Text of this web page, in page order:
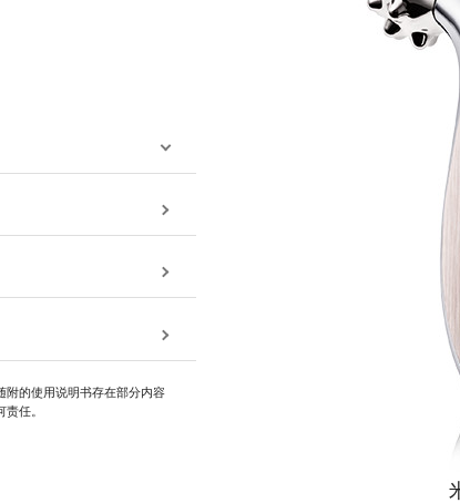
附的使用说明书存在部分内容
任。